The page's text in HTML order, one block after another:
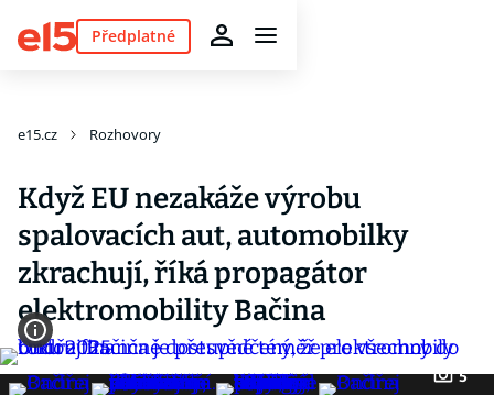
Předplatné
e15.cz Rozhovory
Když EU nezakáže výrobu
spalovacích aut, automobilky
zkrachují, říká propagátor
elektromobility Bačina
5